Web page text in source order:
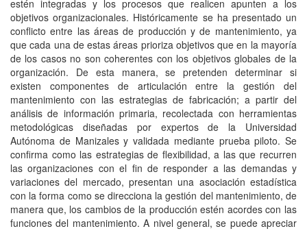
estén integradas y los procesos que realicen apunten a los
objetivos organizacionales. Históricamente se ha presentado un
conflicto entre las áreas de producción y de mantenimiento, ya
que cada una de estas áreas prioriza objetivos que en la mayoría
de los casos no son coherentes con los objetivos globales de la
organización. De esta manera, se pretenden determinar si
existen componentes de articulación entre la gestión del
mantenimiento con las estrategias de fabricación; a partir del
análisis de información primaria, recolectada con herramientas
metodológicas diseñadas por expertos de la Universidad
Autónoma de Manizales y validada mediante prueba piloto. Se
confirma como las estrategias de flexibilidad, a las que recurren
las organizaciones con el fin de responder a las demandas y
variaciones del mercado, presentan una asociación estadística
con la forma como se direcciona la gestión del mantenimiento, de
manera que, los cambios de la producción estén acordes con las
funciones del mantenimiento. A nivel general, se puede apreciar